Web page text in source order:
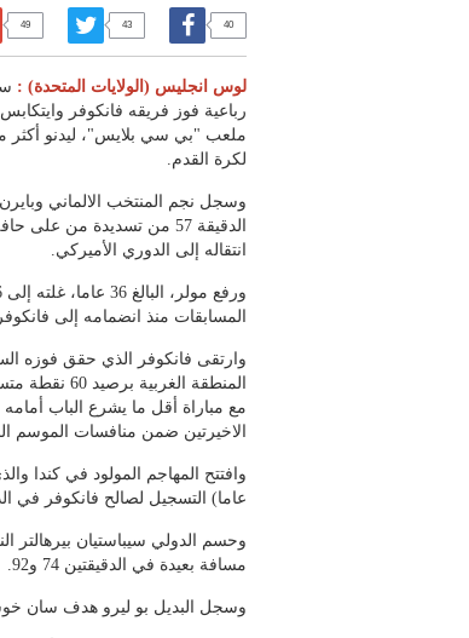
40
43
49
لوس انجليس (الولايات المتحدة) :
ملعب "بي سي بلايس"، ليدنو أكثر
لكرة القدم.
وسجل نجم المنتخب الالماني
الدقيقة 57 من تسديدة من
انتقاله إلى الدوري الأميركي.
المسابقات منذ انضمامه إلى فانكوفر في 6 آب/أغسطس قادما من
وارتقى فانكوفر الذي حقق فوزه
المنطقة
مع مباراة أقل ما يشرع الباب أمامه
الاخيرتين ضمن منافسات الموسم
عاما) التسجيل لصالح فانكوفر في الدقيقة 39، قبل أن يضاعف
وحسم الدولي سيباستيان بيرهالتر
مسافة بعيدة في الدقيقتين 74 و92.
وسجل البديل بو ليرو هدف سان